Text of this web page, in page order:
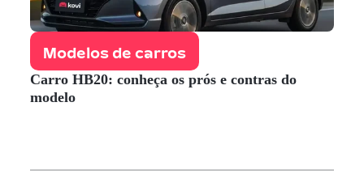
Modelos de carros
Carro HB20: conheça os prós e contras do
modelo